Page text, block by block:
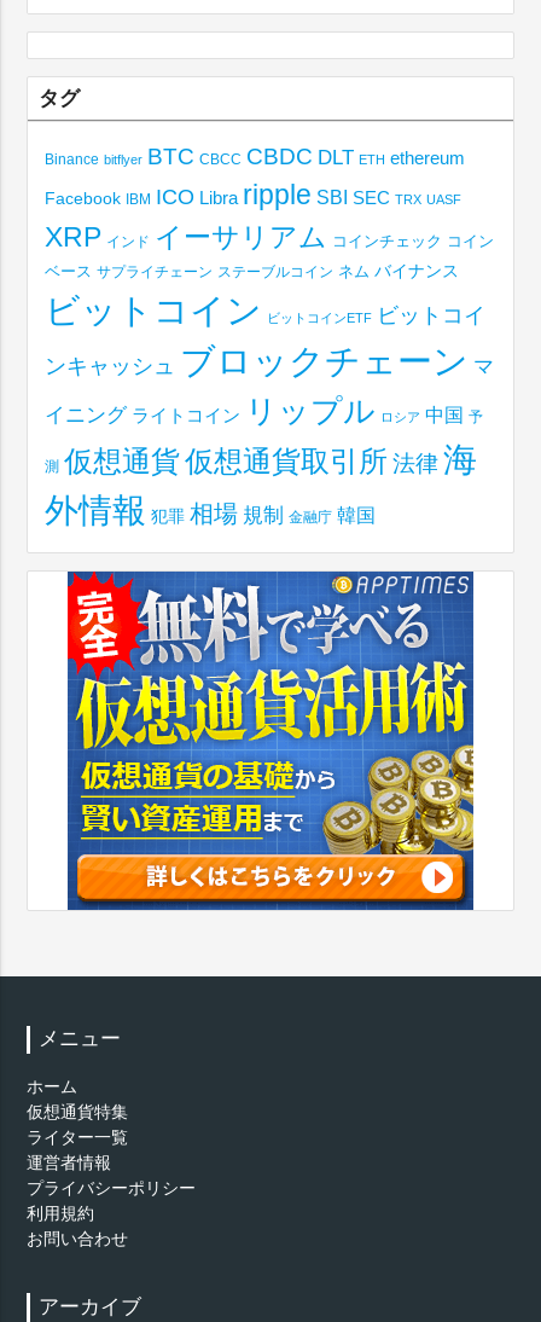
タグ
Binance bitflyer BTC CBCC CBDC DLT ETH ethereum
Facebook IBM ICO Libra ripple SBI SEC TRX UASF
XRP インド イーサリアム コインチェック コイン
ベース サプライチェーン ステーブルコイン ネム バイナンス
ビットコイン ビットコインETF ビットコイ
ンキャッシュ ブロックチェーン マ
イニング ライトコイン リップル ロシア 中国 予
測 仮想通貨仮想通貨取引所 法律 海
外情報 犯罪 相場 規制 金融庁 韓国
メニュー
ホーム
仮想通貨特集
ライター一覧
運営者情報
プライバシーポリシー
利用規約
お問い合わせ
アーカイブ